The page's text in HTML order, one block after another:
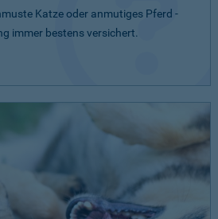
Katze oder anmutiges Pferd -
immer bestens versichert.